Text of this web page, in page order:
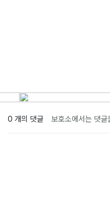
0 개의 댓글 보호소에서는 댓